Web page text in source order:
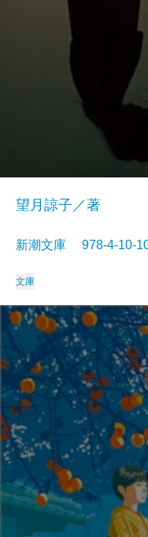
望月諒子／著
新潮文庫 978-4-10-
文庫